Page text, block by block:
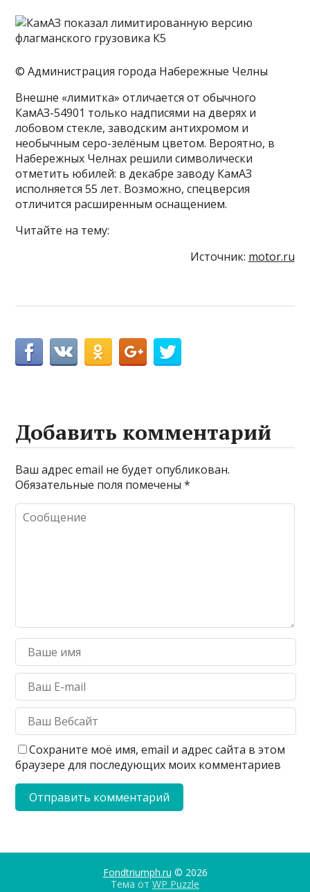
© Администрация города Набережные Челны
Внешне «лимитка» отличается от обычного
КамАЗ-54901 только надписями на дверях и
лобовом стекле, заводским антихромом и
необычным серо-зелёным цветом. Вероятно, в
Набережных Челнах решили символически
отметить юбилей: в декабре заводу КамАЗ
исполняется 55 лет. Возможно, спецверсия
отличится расширенным оснащением.
Читайте на тему:
Источник: motor.ru
Добавить комментарий
Ваш адрес email не будет опубликован.
Обязательные поля помечены*
Сохраните моё имя, email и адрес сайта в этом
браузере для последующих моих комментариев
Fondtriumph.ru © 2026
Тема от WP Puzzle